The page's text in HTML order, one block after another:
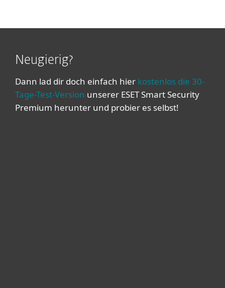
Neugierig?
Dann lad dir doch einfach hier kostenlos die 30-
Tage-Test-Version unserer ESET Smart Security
Premium herunter und probier es selbst!